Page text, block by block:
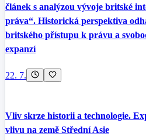
článek s analýzou vývoje britské
práva“. Historická perspektiva
britského přístupu k právu a
expanzí
22. 7.
Vliv skrze historii a technologie.
vlivu na země Střední Asie